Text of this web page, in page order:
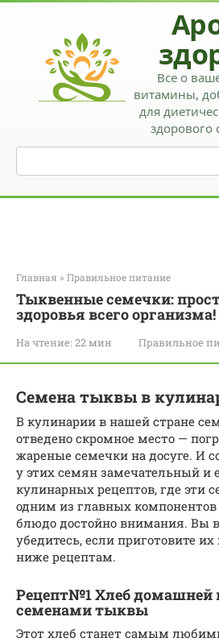
Перейти
Все о
витамины,
для
здорового
Поиск:
Главная » Правильное питание
Тыквенные семечки:
здоровья всего организма!
На чтение: 22 мин Правильное
Семена тыквы в
В кулинарии в нашей стране
отведено скромное место —
жареные семечки на досуге. И
у этих семян замечательный и
кулинарных рецептов, где эти
одним из главных
блюдо достойно внимания. Вы
убедитесь, если приготовите
ниже рецептам.
Рецепт№1 Хлеб домашней
семенами тыквы
Этот хлеб станет самым